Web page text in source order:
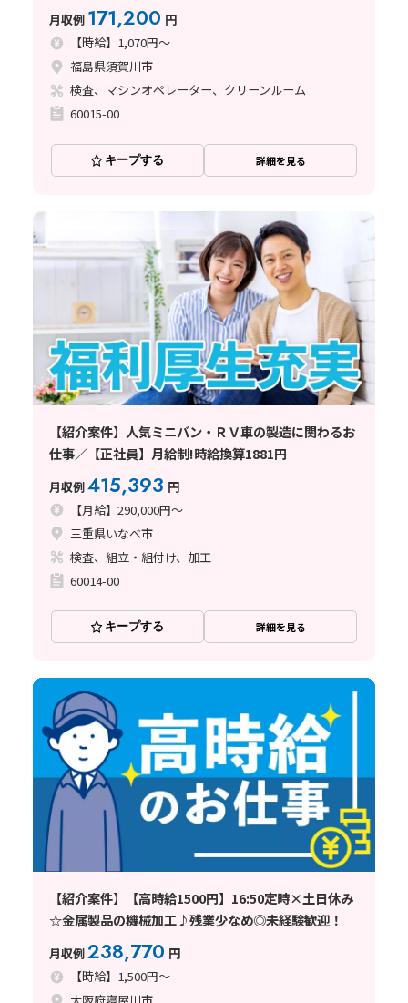
月収例 171,200 円
【時給】1,070円～
福島県須賀川市
検査、マシンオペレーター、クリーンルーム
60015-00
キープする 詳細を見る
【紹介案件】人気ミニバン・ＲＶ車の製造に関わるお
仕事／【正社員】月給制!時給換算1881円
月収例415,393 円
【月給】290,000円～
三重県いなべ市
検査、組立・組付け、加工
60014-00
キープする 詳細を見る
【紹介案件】【高時給1500円】16:50定時×土日休み
☆金属製品の機械加工♪残業少なめ◎未経験歓迎！
月収例238,770 円
【時給】1,500円～